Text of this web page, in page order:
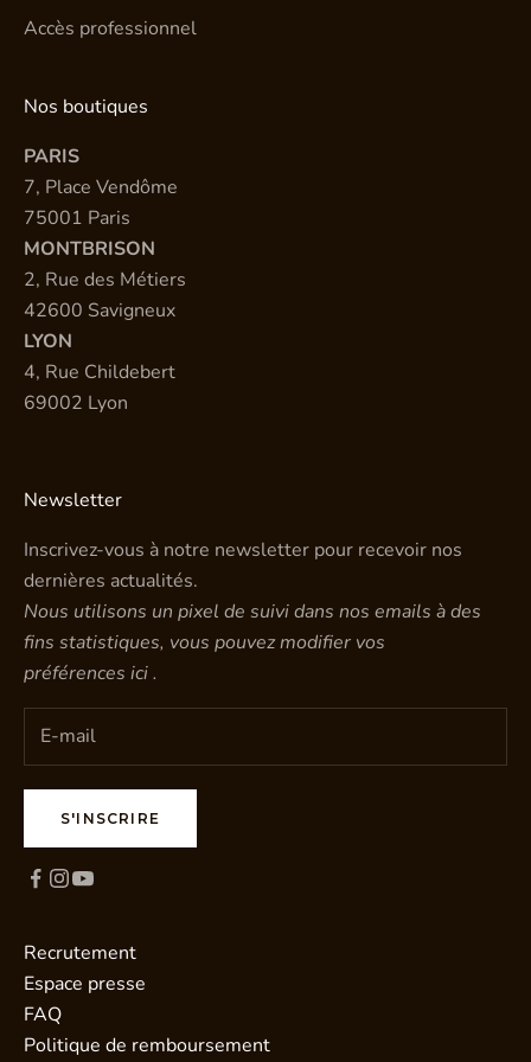
Accès professionnel
Nos boutiques
PARIS
7, Place Vendôme
75001 Paris
MONTBRISON
2, Rue des Métiers
42600 Savigneux
LYON
4, Rue Childebert
69002 Lyon
Newsletter
Inscrivez-vous à notre newsletter pour recevoir nos
dernières actualités.
Nous utilisons un pixel de suivi dans nos emails à des
fins statistiques, vous pouvez modifier vos
préférences ici.
S'INSCRIRE
Recrutement
Espace presse
FAQ
Politique de remboursement